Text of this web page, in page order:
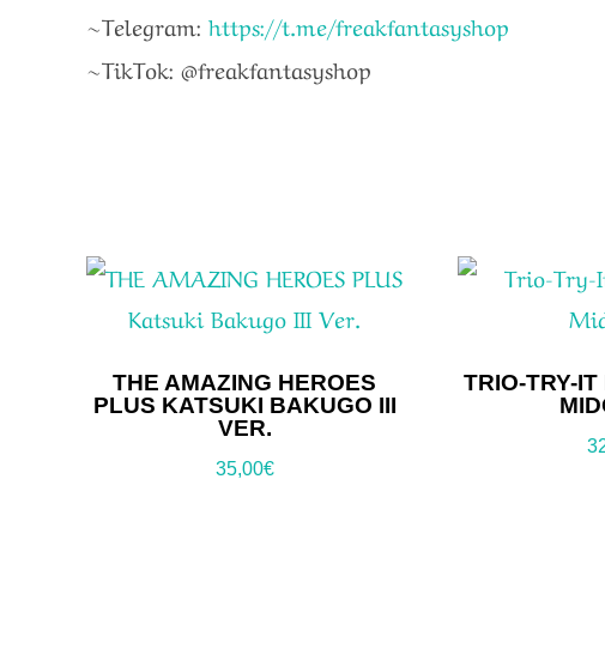
~Telegram: https://t.me/freakfantasyshop
~TikTok: @freakfantasyshop
THE AMAZING HEROES
PLUS KATSUKI BAKUGO III
VER.
35,00€
TRIO-TRY-